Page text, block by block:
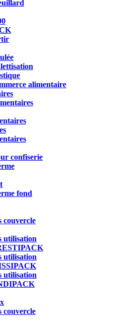
alimentaire
confiserie
fond
couvercle
utilisation
utilisation
utilisation
couvercle